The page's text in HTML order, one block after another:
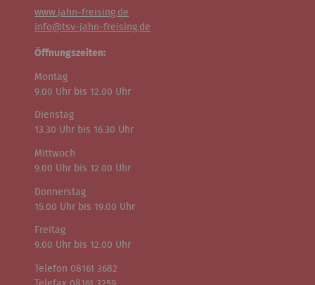
www.jahn-freising.de
info@tsv-jahn-freising.de
Öffnungszeiten:
Montag
9.00 Uhr bis 12.00 Uhr
Dienstag
13.30 Uhr bis 16.30 Uhr
Mittwoch
9.00 Uhr bis 12.00 Uhr
Donnerstag
15.00 Uhr bis 19.00 Uhr
Freitag
9.00 Uhr bis 12.00 Uhr
Telefon 08161 3682